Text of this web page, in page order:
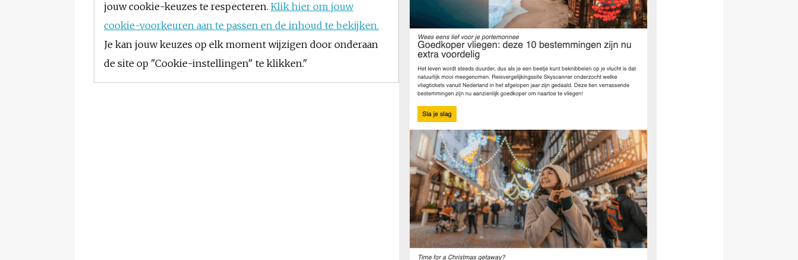
jouw cookie-keuzes te respecteren. Klik hier om jouw
cookie-voorkeuren aan te passen en de inhoud te bekijken.
Je kan jouw keuzes op elk moment wijzigen door onderaan
de site op "Cookie-instellingen" te klikken."